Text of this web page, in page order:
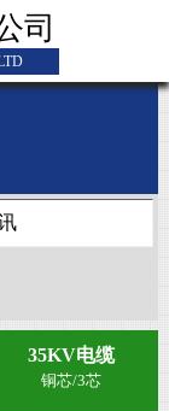
司
35KV电缆
铜芯/3芯